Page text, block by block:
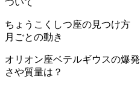
ちょうこくしつ座の見つけ方
月ごとの動き
オリオン座ベテルギウスの爆
さや質量は？